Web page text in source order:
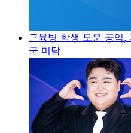
근육병 학생 도운 공익
군 미담